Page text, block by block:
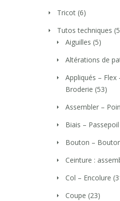
Tricot (6)
Tutos techniques
Aiguilles (5)
Altérations de
Appliqués – Flex
Broderie (53)
Assembler –
Biais –
Bouton –
Ceinture :
Col – Encolure
Coupe (23)